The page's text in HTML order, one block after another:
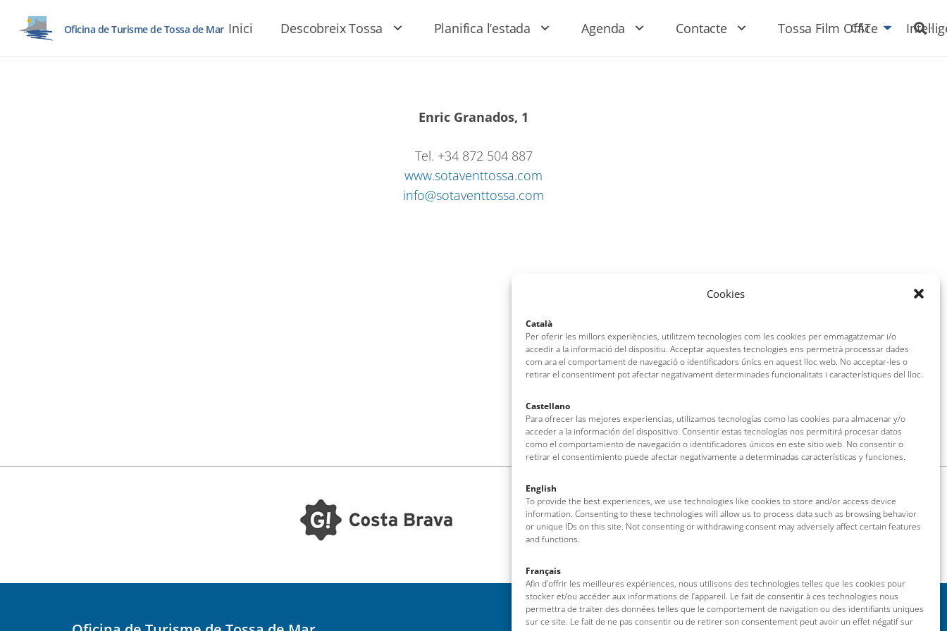
Cookies
Català
Per oferir les millors experiències, utilitzem tecnologies com les cookies per emmagatzemar i/o
accedir a la informació del dispositiu. Acceptar aquestes tecnologies ens permetrà processar dades
com ara el comportament de navegació o identificadors únics en aquest lloc web. No acceptar-les o
retirar el consentiment pot afectar negativament determinades funcionalitats i característiques del lloc.
Castellano
Para ofrecer las mejores experiencias, utilizamos tecnologías como las cookies para almacenar y/o
acceder a la información del dispositivo. Consentir estas tecnologías nos permitirá procesar datos
como el comportamiento de navegación o identificadores únicos en este sitio web. No consentir o
retirar el consentimiento puede afectar negativamente a determinadas características y funciones.
English
To provide the best experiences, we use technologies like cookies to store and/or access device
information. Consenting to these technologies will allow us to process data such as browsing behavior
or unique IDs on this site. Not consenting or withdrawing consent may adversely affect certain features
and functions.
Français
Afin d’offrir les meilleures expériences, nous utilisons des technologies telles que les cookies pour
stocker et/ou accéder aux informations de l’appareil. Le fait de consentir à ces technologies nous
permettra de traiter des données telles que le comportement de navigation ou des identifiants uniques
sur ce site. Le fait de ne pas consentir ou de retirer son consentement peut avoir un effet négatif sur
Oficina de Turisme de Tossa de Mar Inici Descobreix Tossa Planifica l’estada Agenda Contacte Tossa Film Office
CAT
Enric Granados, 1
Tel. +34 872 504 887
www.sotaventtossa.com
info@sotaventtossa.com